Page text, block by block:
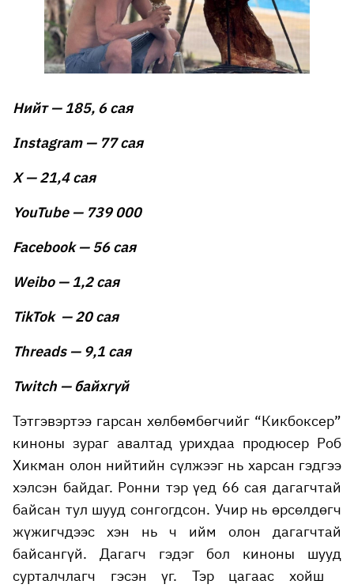
Нийт — 185, 6 сая
Instagram — 77 сая
X — 21,4 сая
YouTube — 739 000
Facebook — 56 сая
Weibo — 1,2 сая
TikTok — 20 сая
Threads — 9,1 сая
Twitch — байхгүй
Тэтгэвэртээ гарсан хөлбөмбөгчийг “Кикбоксер”
киноны зураг авалтад урихдаа продюсер Роб
Хикман олон нийтийн сүлжээг нь харсан гэдгээ
хэлсэн байдаг. Ронни тэр үед 66 сая дагагчтай
байсан тул шууд сонгогдсон. Учир нь өрсөлдөгч
жүжигчдээс хэн нь ч ийм олон дагагчтай
байсангүй. Дагагч гэдэг бол киноны шууд
сурталчлагч гэсэн үг. Тэр цагаас хойш